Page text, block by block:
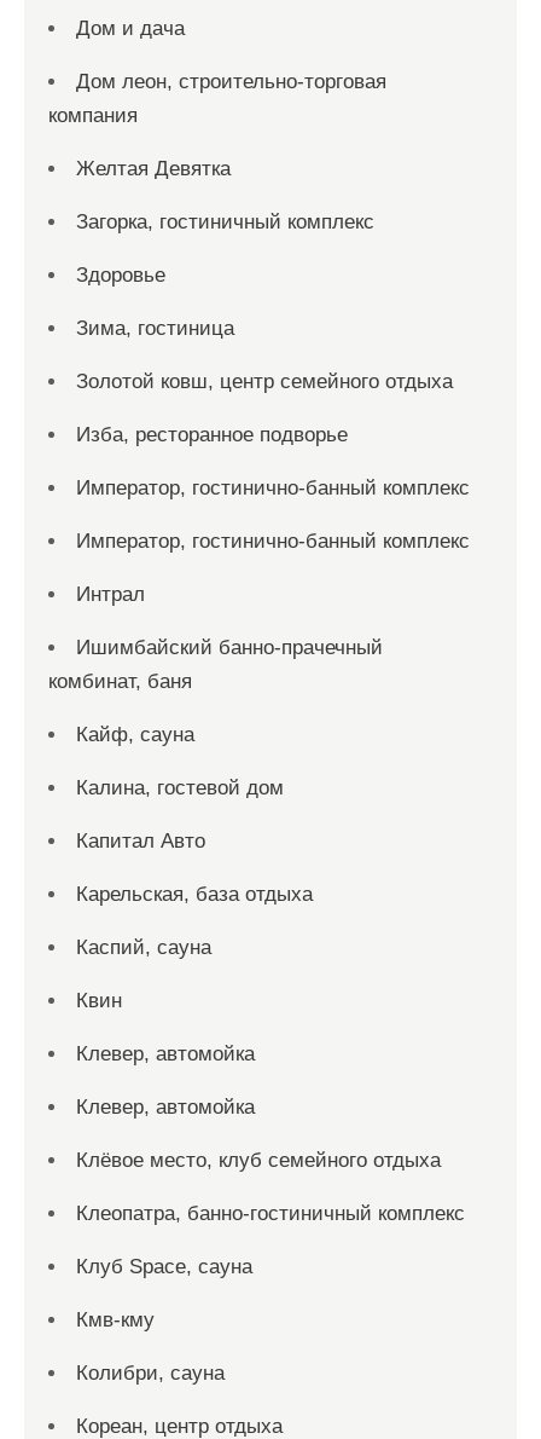
Дом и дача
Дом леон, строительно-торговая
компания
Желтая Девятка
Загорка, гостиничный комплекс
Здоровье
Зима, гостиница
Золотой ковш, центр семейного отдыха
Изба, ресторанное подворье
Император, гостинично-банный комплекс
Император, гостинично-банный комплекс
Интрал
Ишимбайский банно-прачечный
комбинат, баня
Кайф, сауна
Калина, гостевой дом
Капитал Авто
Карельская, база отдыха
Каспий, сауна
Квин
Клевер, автомойка
Клевер, автомойка
Клёвое место, клуб семейного отдыха
Клеопатра, банно-гостиничный комплекс
Клуб Space, сауна
Кмв-кму
Колибри, сауна
Кореан, центр отдыха